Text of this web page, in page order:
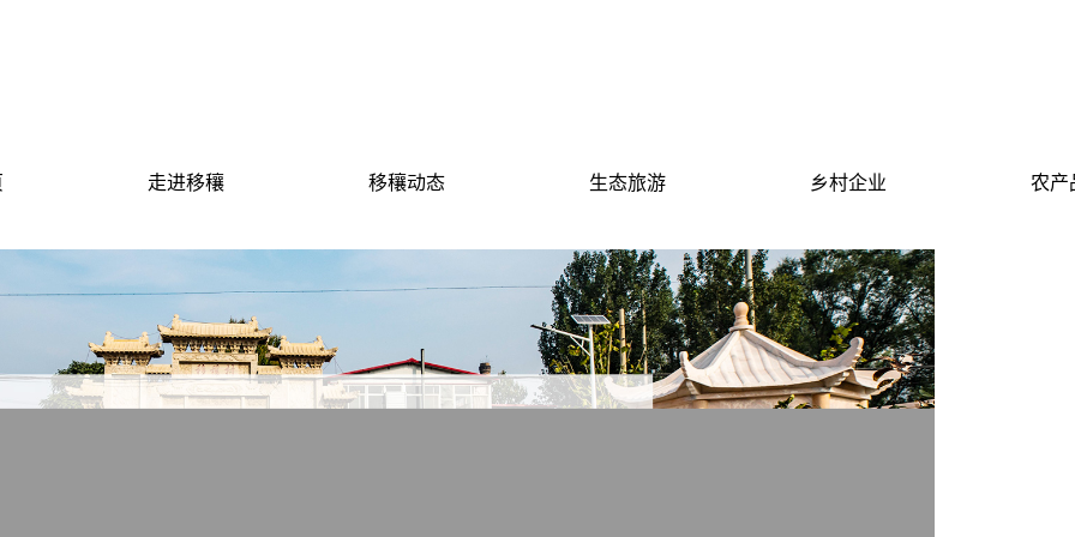
走进移穰 移穰动态 生态旅游 乡村企业 农产